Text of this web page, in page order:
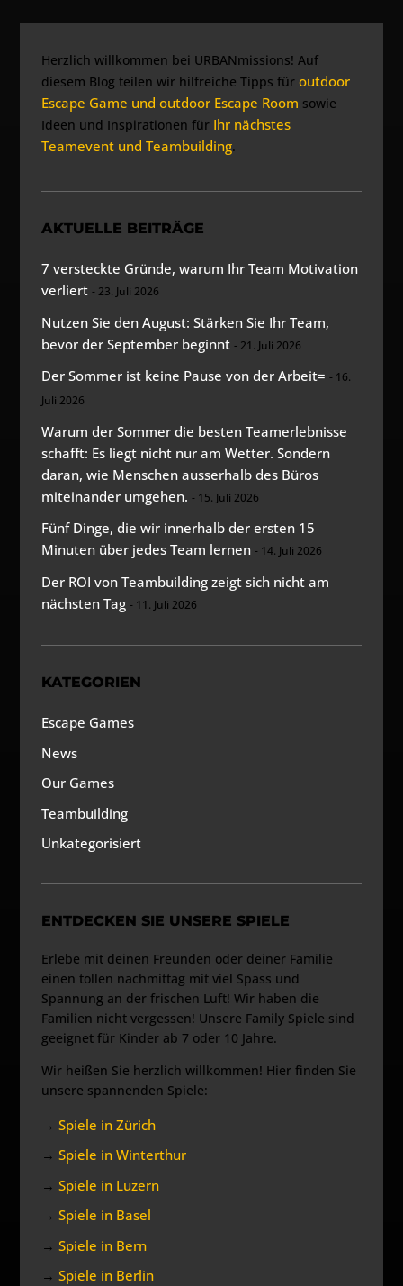
Herzlich willkommen bei URBANmissions! Auf
diesem Blog teilen wir hilfreiche Tipps füroutdoor
Escape Game und outdoor Escape Room sowie
Ideen und Inspirationen für Ihr nächstes
Teamevent und Teambuilding.
AKTUELLE BEITRÄGE
7 versteckte Gründe, warum Ihr Team Motivation
verliert
23. Juli 2026
Nutzen Sie den August: Stärken Sie Ihr Team,
bevor der September beginnt
21. Juli 2026
Der Sommer ist keine Pause von der Arbeit=
16.
Juli 2026
Warum der Sommer die besten Teamerlebnisse
schafft: Es liegt nicht nur am Wetter. Sondern
daran, wie Menschen ausserhalb des Büros
miteinander umgehen.
15. Juli 2026
Fünf Dinge, die wir innerhalb der ersten 15
Minuten über jedes Team lernen
14. Juli 2026
Der ROI von Teambuilding zeigt sich nicht am
nächsten Tag
11. Juli 2026
KATEGORIEN
Escape Games
News
Our Games
Teambuilding
Unkategorisiert
ENTDECKEN SIE UNSERE SPIELE
Erlebe mit deinen Freunden oder deiner Familie
einen tollen nachmittag mit viel Spass und
Spannung an der frischen Luft! Wir haben die
Familien nicht vergessen! Unsere Family Spiele sind
geeignet für Kinder ab 7 oder 10 Jahre.
Wir heißen Sie herzlich willkommen! Hier finden Sie
unsere spannenden Spiele:
→Spiele in Zürich
→Spiele in Winterthur
→Spiele in Luzern
→Spiele in Basel
→Spiele in Bern
→Spiele in Berlin